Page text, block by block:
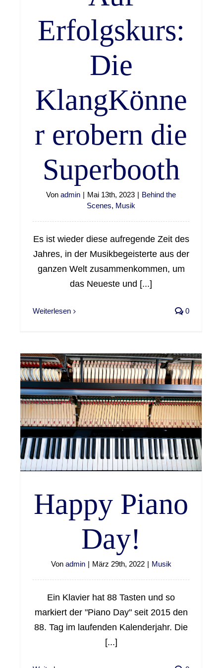
Erfolgskurs:
Die
KlangKönne
r erobern die
Superbooth
Von admin | Mai 13th, 2023 | Behind the
Scenes, Musik
Es ist wieder diese aufregende Zeit des
Jahres, in der Musikbegeisterte aus der
ganzen Welt zusammenkommen, um
das Neueste und [...]
Weiterlesen 0
Happy Piano
Day!
Von admin | März 29th, 2022 | Musik
Ein Klavier hat 88 Tasten und so
markiert der "Piano Day" seit 2015 den
88. Tag im laufenden Kalenderjahr. Die
[...]